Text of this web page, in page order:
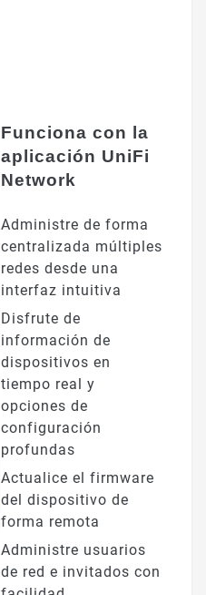
Funciona con la
aplicación UniFi
Network
Administre de forma
centralizada múltiples
redes desde una
interfaz intuitiva
Disfrute de
información de
dispositivos en
tiempo real y
opciones de
configuración
profundas
Actualice el firmware
del dispositivo de
forma remota
Administre usuarios
de red e invitados con